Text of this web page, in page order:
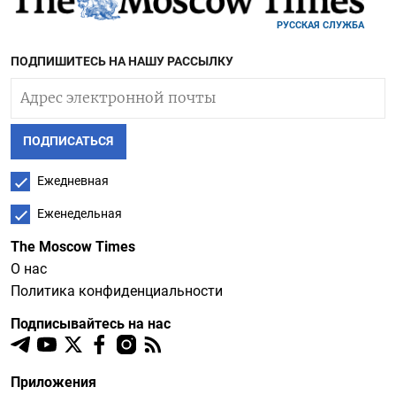
РУССКАЯ СЛУЖБА
ПОДПИШИТЕСЬ НА НАШУ РАССЫЛКУ
ПОДПИСАТЬСЯ
Ежедневная
Еженедельная
The Moscow Times
О нас
Политика конфиденциальности
Подписывайтесь на нас
Приложения